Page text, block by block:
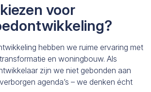
voor
hebben we ruime ervaring met
en woningbouw. Als
zijn we niet gebonden aan
agenda’s – we denken écht